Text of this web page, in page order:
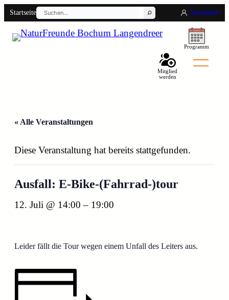
Startseite
Suchen
Anmelden
Programm
Mitglied
werden
« Alle Veranstaltungen
Diese Veranstaltung hat bereits stattgefunden.
Ausfall: E-Bike-(Fahrrad-)tour
12. Juli @ 14:00 – 19:00
Leider fällt die Tour wegen einem Unfall des Leiters aus.